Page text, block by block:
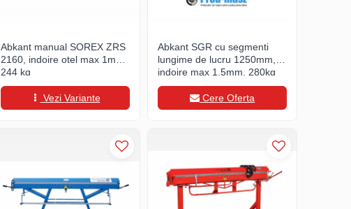
Abkant manual SOREX ZRS
2160, indoire otel max 1mm,
244 kg
Vezi Variante
Abkant SGR cu segmenti
lungime de lucru 1250mm,
indoire max 1,5mm, 280kg
Cere Oferta